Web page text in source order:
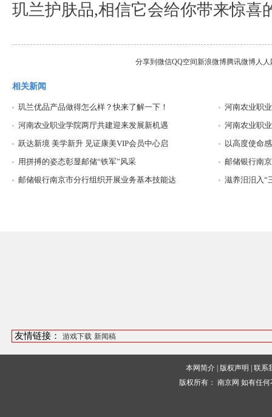
玑兰护肤品,相信它会给你带来惊喜
分享到 微信QQ空间新浪微博腾讯微博人人
相关新闻
玑兰优品产品做得怎么样？快来了解一下！
河南农业职
河南农业职业学院两厅共建迎来发展新机遇
河南农业职
跃达新境 美学新升 见证康美VIP会员中心启
以高度使命
用拼搏的姿态彰显邮储“铁军”风采
邮储银行南
邮储银行南京市分行组织开展业务基本技能达
滋养汨汨入“
友情链接： 游戏下载 新闻稿
本网简介 版权声明 |联系
版权所有：南京网 如有任